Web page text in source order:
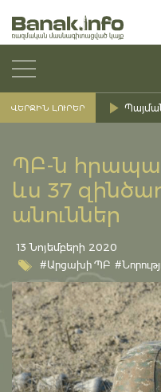
ՎԵՐՋԻՆ ԼՈՒՐԵՐ
ՊԲ-ն
ևս 37
անուններ
13 Նոյեմբերի 2020
#Արցախի ՊԲ